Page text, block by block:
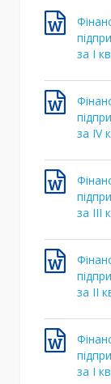
за І
за IV
за ІIІ
за ІI
за І